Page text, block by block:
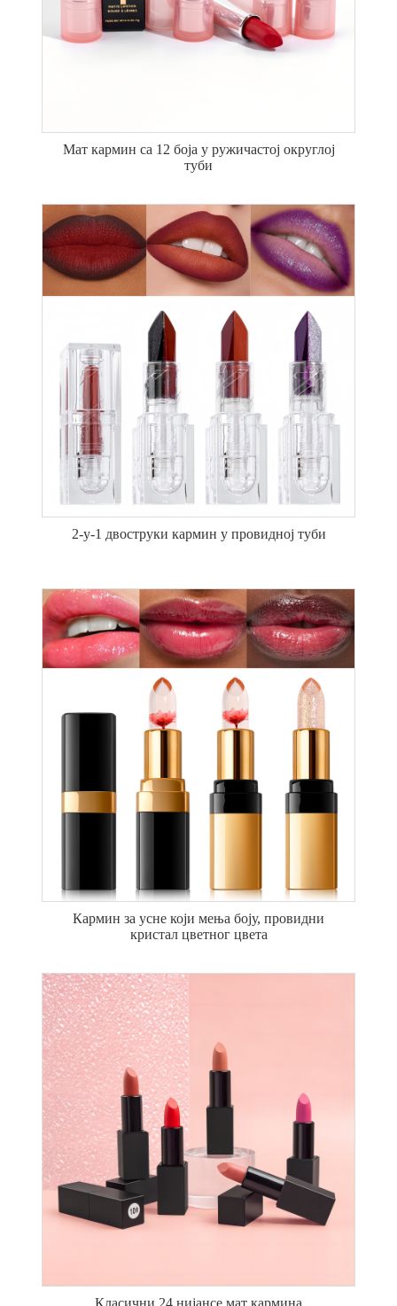
Мат кармин са 12 боја у ружичастој округлој
туби
2-у-1 двоструки кармин у провидној туби
Кармин за усне који мења боју, провидни
кристал цветног цвета
Класични 24 нијансе мат кармина